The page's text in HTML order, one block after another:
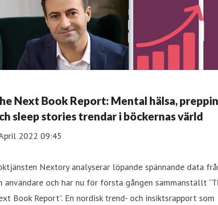
Next Book Report: Mental hälsa,
sleep stories trendar i böckernas värld
2022 09:45
Nextory analyserar löpande spännande data
användare och har nu för första gången sammanställt
Book Report”. En nordisk trend- och insiktsrapport som